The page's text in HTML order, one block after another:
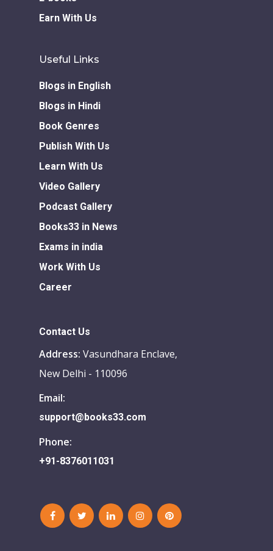
Earn With Us
Useful Links
Blogs in English
Blogs in Hindi
Book Genres
Publish With Us
Learn With Us
Video Gallery
Podcast Gallery
Books33 in News
Exams in india
Work With Us
Career
Contact Us
Address: Vasundhara Enclave,
New Delhi - 110096
Email:
support@books33.com
Phone:
+91-8376011031